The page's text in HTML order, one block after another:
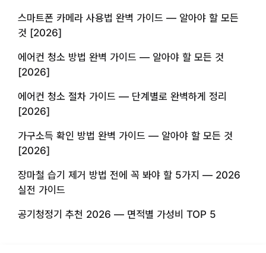
스마트폰 카메라 사용법 완벽 가이드 — 알아야 할 모든
것 [2026]
에어컨 청소 방법 완벽 가이드 — 알아야 할 모든 것
[2026]
에어컨 청소 절차 가이드 — 단계별로 완벽하게 정리
[2026]
가구소득 확인 방법 완벽 가이드 — 알아야 할 모든 것
[2026]
장마철 습기 제거 방법 전에 꼭 봐야 할 5가지 — 2026
실전 가이드
공기청정기 추천 2026 — 면적별 가성비 TOP 5